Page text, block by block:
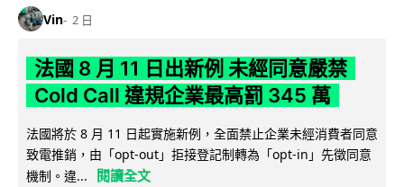
Vin 2 日
法國 8 月 11 日出新例 未經同意嚴禁
Cold Call 違規企業最高罰 345 萬
法國將於 8 月 11 日起實施新例，全面禁止企業未經消費者同意
致電推銷，由「opt-out」拒接登記制轉為「opt-in」先徵同意
機制。違...
閱讀全文